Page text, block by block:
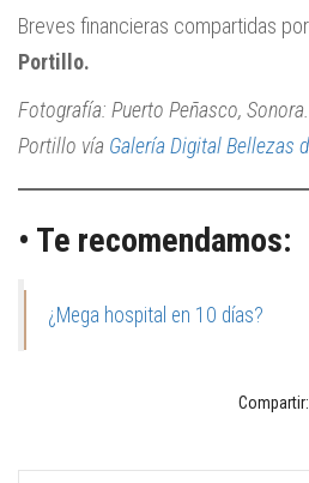
Breves financieras compartidas por
Portillo.
Fotografía: Puerto Peñasco,
Portillo vía Galería Digital Bellezas
• Te recomendamos:
¿Mega hospital en 10 días?
Compartir: